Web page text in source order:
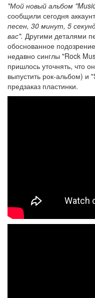
"Мой новый альбом
сообщили сегодня
песен, 30 минут, 5
вас". Другими деталями
обоснованное
недавно синглы "Rock
пришлось уточнять, что
выпустить рок-альбом) и
предзаказ пластинки.